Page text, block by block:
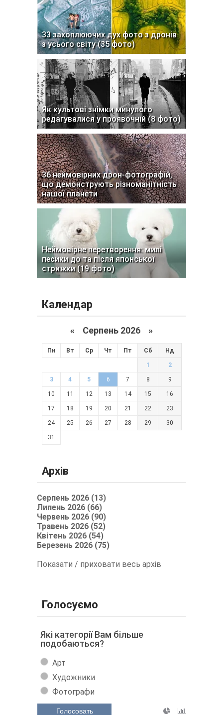
33 захоплюючих дух фото з дронів
з усього світу (35 фото)
Як культові знімки минулого
редагувалися у проявочній (8 фото)
36 неймовірних дрон-фотографій,
що демонструють різноманітність
нашої планети
Неймовірне перетворення: милі
песики до та після японської
стрижки (19 фото)
Календар
« Серпень 2026 »
Пн Вт Ср Чт Пт Сб Нд
1 2
3 4 5 6 7 8 9
10 11 12 13 14 15 16
17 18 19 20 21 22 23
24 25 26 27 28 29 30
31
Архів
Серпень 2026 (13)
Липень 2026 (66)
Червень 2026 (90)
Травень 2026 (52)
Квітень 2026 (54)
Березень 2026 (75)
Показати / приховати весь архів
Голосуємо
Які категорії Вам більше
подобаються?
Арт
Художники
Фотографи
Голосовать